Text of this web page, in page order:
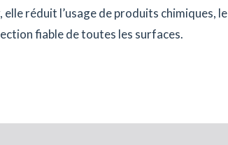
réduit l’usage de produits chimiques, le
fiable de toutes les surfaces.